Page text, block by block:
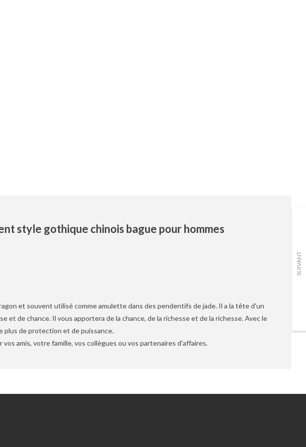
SUIVANT
style gothique chinois bague pour hommes
et souvent utilisé comme amulette dans des pendentifs de jade. Il a la tête d'un
et de chance. Il vous apportera de la chance, de la richesse et de la richesse. Avec le
plus de protection et de puissance.
amis, votre famille, vos collègues ou vos partenaires d'affaires.